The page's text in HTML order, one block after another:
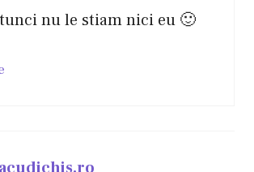
nu le stiam nici eu 🙂